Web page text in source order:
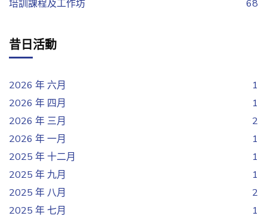
培訓課程及工作坊 68
昔日活動
2026 年 六月
1
2026 年 四月
1
2026 年 三月
2
2026 年 一月
1
2025 年 十二月
1
2025 年 九月
1
2025 年 八月
2
2025 年 七月
1